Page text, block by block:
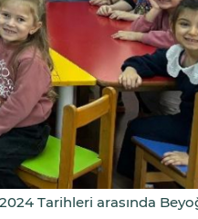
Tarihleri arasında